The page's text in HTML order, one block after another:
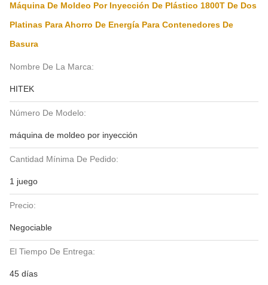
Máquina De Moldeo Por Inyección De Plástico 1800T De Dos
Platinas Para Ahorro De Energía Para Contenedores De
Basura
Nombre De La Marca:
HITEK
Número De Modelo:
máquina de moldeo por inyección
Cantidad Mínima De Pedido:
1 juego
Precio:
Negociable
El Tiempo De Entrega:
45 días